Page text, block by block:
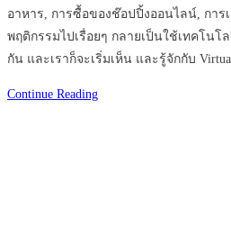
พัก
อาหาร, การซื้อของช๊อปปิ้งออนไลน์, การ
พฤติกรรมไปเรื่อยๆ กลายเป็นใช้เทคโนโ
กัน และเราก็จะเริ่มเห็น และรู้จักกับ
Continue Readingทำไม